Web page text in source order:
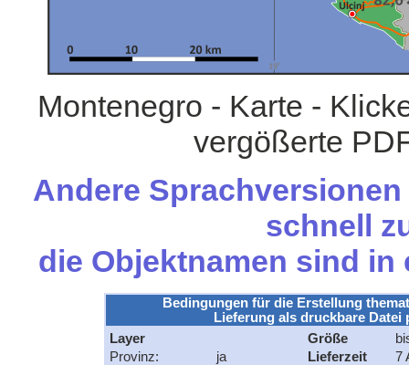
Montenegro - Karte -
vergößerte
Andere
schnell
die Objektnamen sind
Bedingungen für die Erstellung
Lieferung als druckbare Datei
Layer
Provinz:
ja
Größe
Lieferzeit
7